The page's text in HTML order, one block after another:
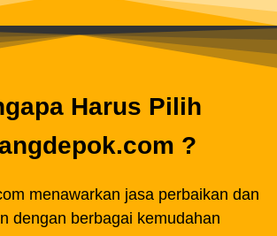
Harus Pilih
?
menawarkan jasa perbaikan dan
dengan berbagai kemudahan